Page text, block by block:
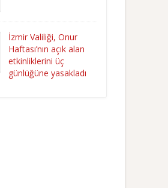
İzmir Valiliği, Onur
Haftası’nın açık alan
etkinliklerini üç
günlüğüne yasakladı